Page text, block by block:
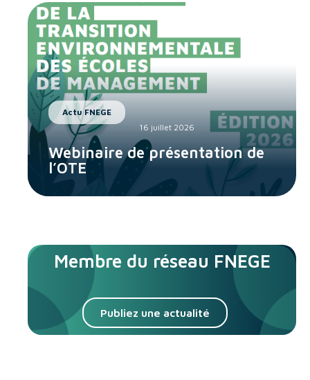
Actu FNEGE
16 juillet 2026
Webinaire de présentation de
l’OTE
Membre du réseau FNEGE
Publiez une actualité